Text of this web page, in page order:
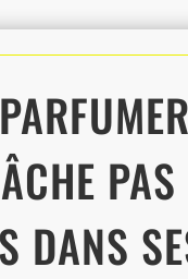
PAS
DANS